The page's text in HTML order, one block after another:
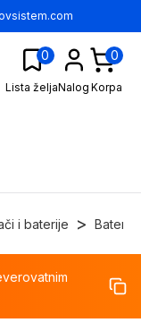
0
Lista željaNalog
0
Korpa
i baterije > Baterije
%